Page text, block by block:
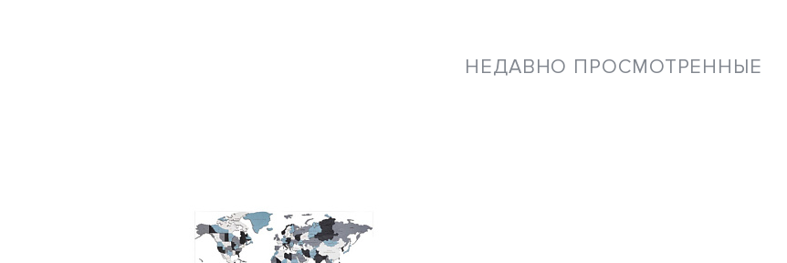
НЕДАВНО ПРОСМОТРЕННЫЕ